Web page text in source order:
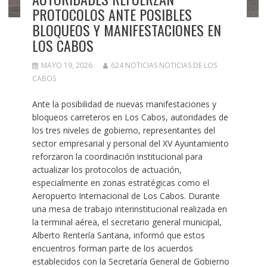
PROTOCOLOS ANTE POSIBLES
BLOQUEOS Y MANIFESTACIONES EN
LOS CABOS
MAYO 19, 2026
624 NOTICIAS NOTICIAS DE LOS
CABOS
Ante la posibilidad de nuevas manifestaciones y
bloqueos carreteros en Los Cabos, autoridades de
los tres niveles de gobierno, representantes del
sector empresarial y personal del XV Ayuntamiento
reforzaron la coordinación institucional para
actualizar los protocolos de actuación,
especialmente en zonas estratégicas como el
Aeropuerto Internacional de Los Cabos. Durante
una mesa de trabajo interinstitucional realizada en
la terminal aérea, el secretario general municipal,
Alberto Rentería Santana, informó que estos
encuentros forman parte de los acuerdos
establecidos con la Secretaría General de Gobierno